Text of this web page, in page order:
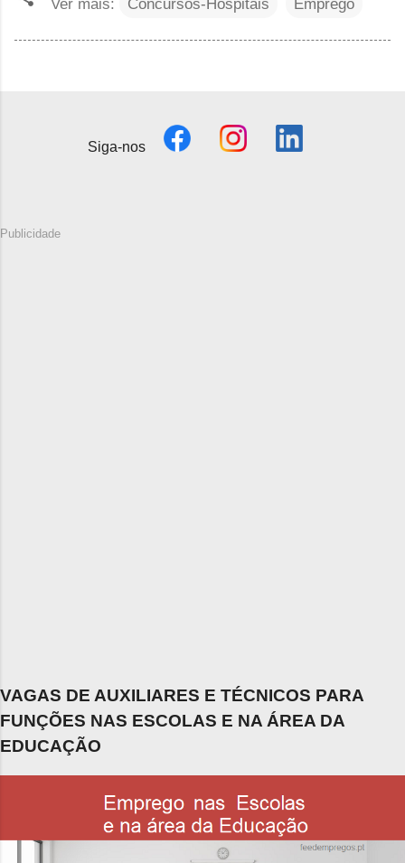
Siga-nos
Publicidade
VAGAS DE AUXILIARES E TÉCNICOS PARA
FUNÇÕES NAS ESCOLAS E NA ÁREA DA
EDUCAÇÃO